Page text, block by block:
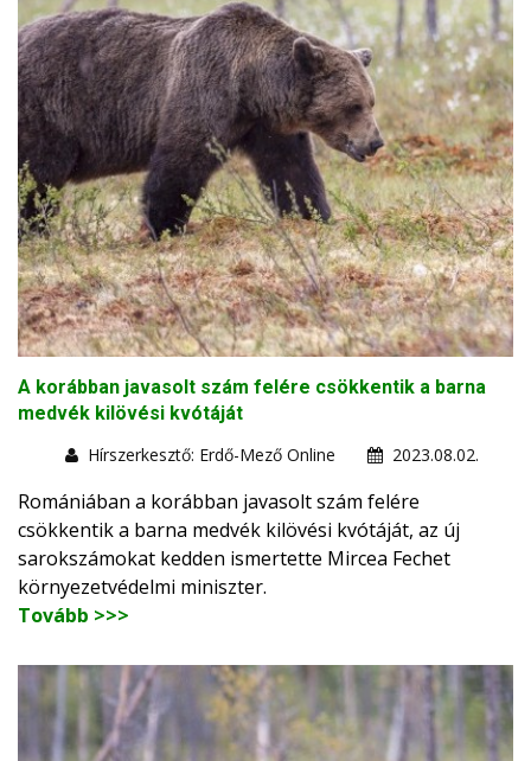
A korábban javasolt szám felére csökkentik a barna
medvék kilövési kvótáját
Hírszerkesztő: Erdő-Mező Online
2023.08.02.
Romániában a korábban javasolt szám felére
csökkentik a barna medvék kilövési kvótáját, az új
sarokszámokat kedden ismertette Mircea Fechet
környezetvédelmi miniszter.
Tovább >>>